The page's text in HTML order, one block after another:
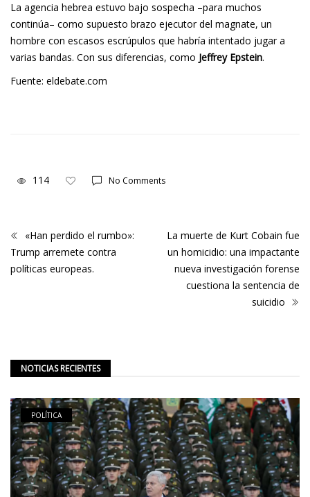
La agencia hebrea estuvo bajo sospecha –para muchos
continúa– como supuesto brazo ejecutor del magnate, un
hombre con escasos escrúpulos que habría intentado jugar a
varias bandas. Con sus diferencias, como Jeffrey Epstein.
Fuente: eldebate.com
114 No Comments
«Han perdido el rumbo»:
Trump arremete contra
políticas europeas.
La muerte de Kurt Cobain fue
un homicidio: una impactante
nueva investigación forense
cuestiona la sentencia de
suicidio
NOTICIAS RECIENTES
POLÍTICA